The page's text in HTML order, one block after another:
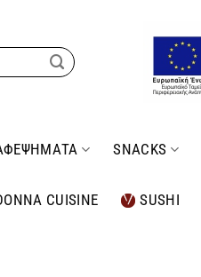
SNACKS
CUISINE SUSHI